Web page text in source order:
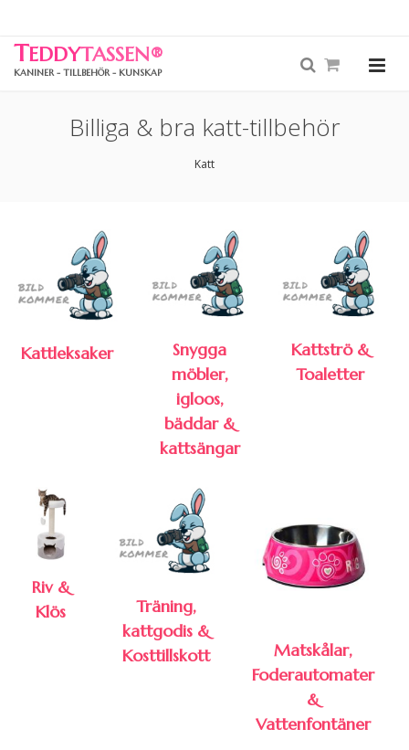
TEDDYTASSEN®
KANINER - TILLBEHÖR - KUNSKAP
Billiga & bra katt-tillbehör
Katt
Kattleksaker
Snygga
möbler,
igloos,
bäddar &
kattsängar
Kattströ &
Toaletter
Riv &
Klös
Träning,
kattgodis &
Kosttillskott
Matskålar,
Foderautomater
&
Vattenfontäner